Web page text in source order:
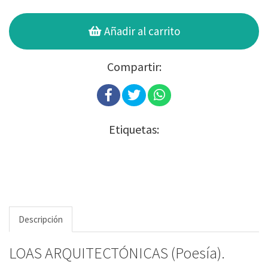
Añadir al carrito
Compartir:
Etiquetas:
Descripción
LOAS ARQUITECTÓNICAS (Poesía).